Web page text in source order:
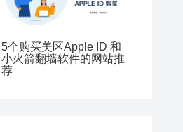
5个购买美区Apple ID 和
小火箭翻墙软件的网站推
荐